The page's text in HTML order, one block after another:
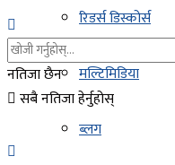
रिडर्स डिस्कोर्स
मल्टिमिडिया
ब्लग
नतिजा छैन
सबै नतिजा हेर्नुहोस्